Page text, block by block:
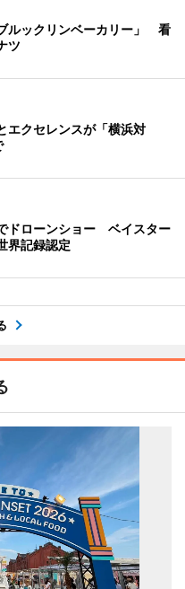
ルックリンベーカリー」 看
ツ
エクセレンスが「横浜対
ドローンショー ベイスター
界記録認定